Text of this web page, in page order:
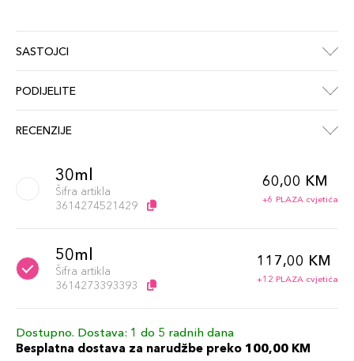
SASTOJCI
PODIJELITE
RECENZIJE
30ml
Šifra artikla
3614274521429
60,00 KM
+6 PLAZA cvjetića
50ml
Šifra artikla
3614273393393
117,00 KM
+12 PLAZA cvjetića
Dostupno. Dostava: 1 do 5 radnih dana
Besplatna dostava za narudžbe preko 100,00 KM